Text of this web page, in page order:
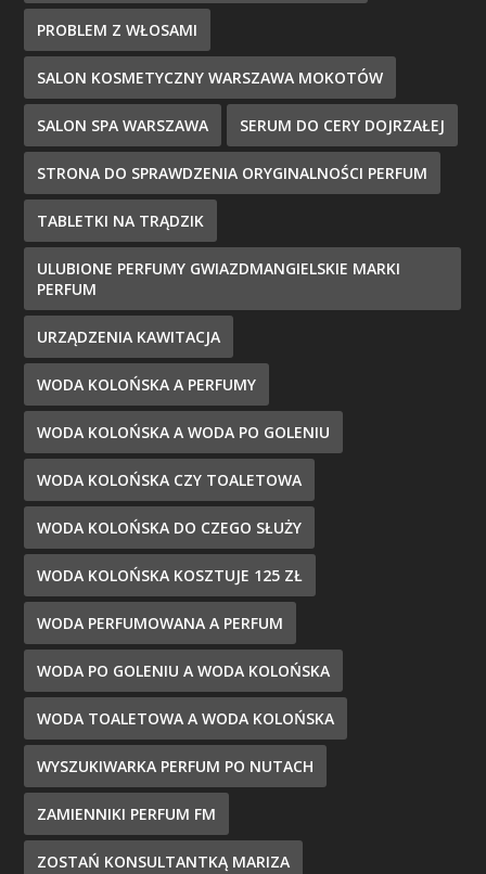
PROBLEM Z WŁOSAMI
SALON KOSMETYCZNY WARSZAWA MOKOTÓW
SALON SPA WARSZAWA SERUM DO CERY DOJRZAŁEJ
STRONA DO SPRAWDZENIA ORYGINALNOŚCI PERFUM
TABLETKI NA TRĄDZIK
ULUBIONE PERFUMY GWIAZDMANGIELSKIE MARKI
PERFUM
URZĄDZENIA KAWITACJA
WODA KOLOŃSKA A PERFUMY
WODA KOLOŃSKA A WODA PO GOLENIU
WODA KOLOŃSKA CZY TOALETOWA
WODA KOLOŃSKA DO CZEGO SŁUŻY
WODA KOLOŃSKA KOSZTUJE 125 ZŁ
WODA PERFUMOWANA A PERFUM
WODA PO GOLENIU A WODA KOLOŃSKA
WODA TOALETOWA A WODA KOLOŃSKA
WYSZUKIWARKA PERFUM PO NUTACH
ZAMIENNIKI PERFUM FM
ZOSTAŃ KONSULTANTKĄ MARIZA